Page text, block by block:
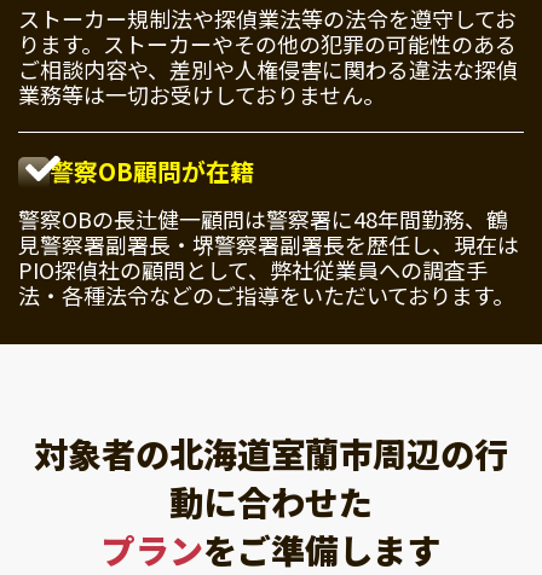
ストーカー規制法や探偵業法等の法令を遵守してお
ります。ストーカーやその他の犯罪の可能性のある
ご相談内容や、差別や人権侵害に関わる違法な探偵
業務等は一切お受けしておりません。
警察OB顧問が在籍
警察OBの長辻健一顧問は警察署に48年間勤務、鶴
見警察署副署長・堺警察署副署長を歴任し、現在は
PIO探偵社の顧問として、弊社従業員への調査手
法・各種法令などのご指導をいただいております。
対象者の北海道室蘭市周辺の行
動に合わせた
プランをご準備します